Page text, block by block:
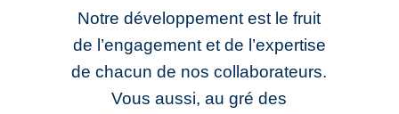
Notre développement est le fruit
de l’engagement et de l’expertise
de chacun de nos collaborateurs.
Vous aussi, au gré des